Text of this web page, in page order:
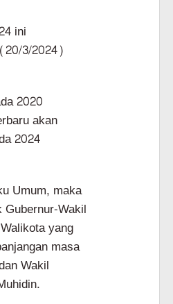
ini
3/2024)
2020
akan
2024
Umum, maka
Wakil
yang
masa
Wakil